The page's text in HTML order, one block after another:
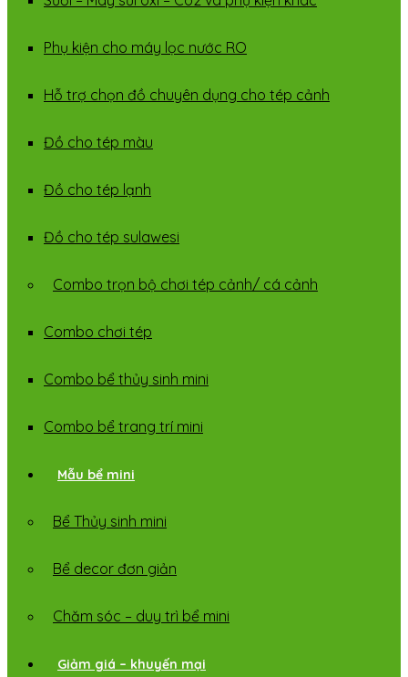
Phụ kiện cho máy lọc nước RO
Hỗ trợ chọn đồ chuyên dụng cho tép cảnh
Đồ cho tép màu
Đồ cho tép lạnh
Đồ cho tép sulawesi
Combo trọn bộ chơi tép cảnh/ cá cảnh
Combo chơi tép
Combo bể thủy sinh mini
Combo bể trang trí mini
Mẫu bể mini
Bể Thủy sinh mini
Bể decor đơn giản
Chăm sóc – duy trì bể mini
Giảm giá – khuyến mại